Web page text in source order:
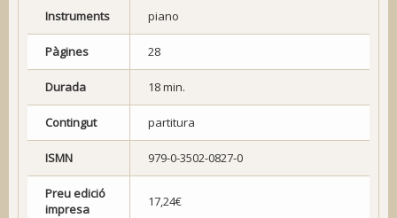
Instruments piano
Pàgines 28
Durada 18 min.
Contingut partitura
ISMN 979-0-3502-0827-0
Preu edició
impresa
17,24€